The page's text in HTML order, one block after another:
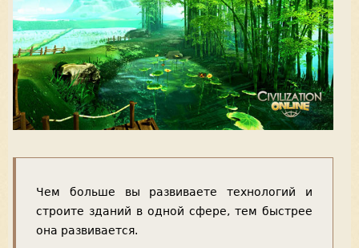
Чем больше вы развиваете технологий и
строите зданий в одной сфере, тем быстрее
она развивается.